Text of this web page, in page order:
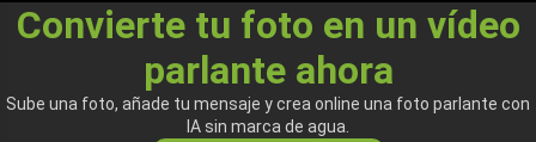
Convierte tu foto en un vídeo
parlante ahora
Sube una foto, añade tu mensaje y crea online una foto parlante con
IA sin marca de agua.